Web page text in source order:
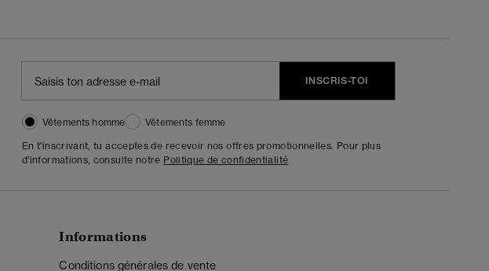
INSCRIS-TOI
Vêtements homme
Vêtements femme
En t'inscrivant, tu acceptes de recevoir nos offres promotionnelles. Pour plus
d'informations, consulte notre Politique de confidentialité
Informations
Conditions générales de vente